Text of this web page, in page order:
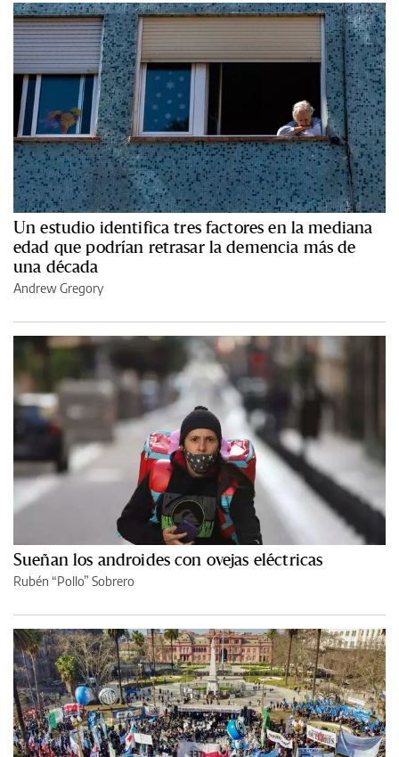
Un estudio identifica tres factores en la mediana
edad que podrían retrasar la demencia más de
una década
Andrew Gregory
Sueñan los androides con ovejas eléctricas
Rubén “Pollo” Sobrero